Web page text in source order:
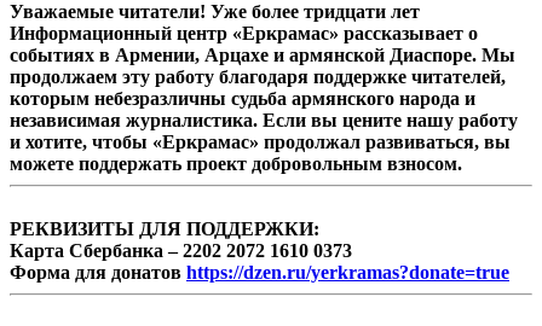
Уважаемые читатели! Уже более тридцати лет
Информационный центр «Еркрамас» рассказывает о
событиях в Армении, Арцахе и армянской Диаспоре. Мы
продолжаем эту работу благодаря поддержке читателей,
которым небезразличны судьба армянского народа и
независимая журналистика. Если вы цените нашу работу
и хотите, чтобы «Еркрамас» продолжал развиваться, вы
можете поддержать проект добровольным взносом.
РЕКВИЗИТЫ ДЛЯ ПОДДЕРЖКИ:
Карта Сбербанка – 2202 2072 1610 0373
Форма для донатов https://dzen.ru/yerkramas?donate=true